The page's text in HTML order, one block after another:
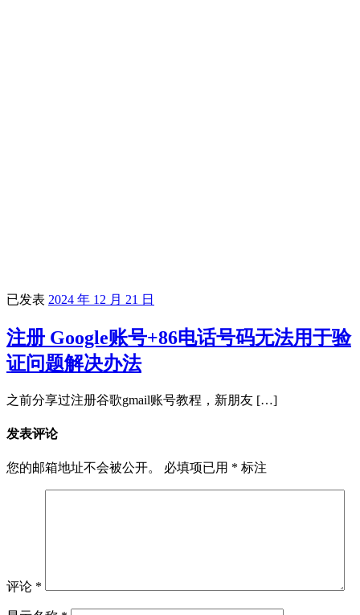
已发表 2024 年 12 月 21 日
注册 Google账号+86电话号码无法用于验
证问题解决办法
之前分享过注册谷歌gmail账号教程，新朋友 […]
发表评论
您的邮箱地址不会被公开。 必填项已用 * 标注
评论 *